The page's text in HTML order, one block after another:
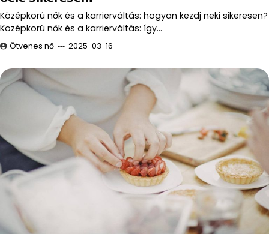
Középkorú nők és a karrierváltás: hogyan kezdj neki sikeresen?
Középkorú nők és a karrierváltás: így…
Ötvenes nő 2025-03-16